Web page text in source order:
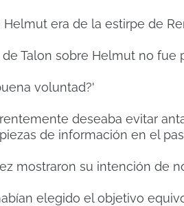
Helmut era de la estirpe de
Talon sobre Helmut no fue
voluntad?'
deseaba evitar
de información en el
mostraron su intención de
elegido el objetivo